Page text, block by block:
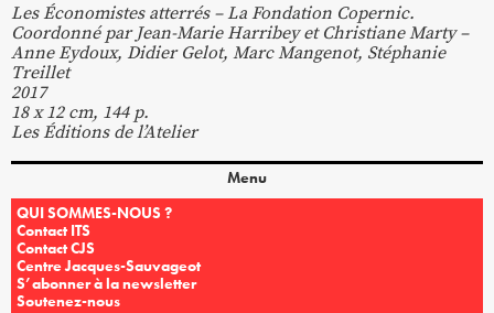
Les Économistes atterrés – La Fondation Copernic.
Coordonné par Jean-Marie Harribey et Christiane Marty –
Anne Eydoux, Didier Gelot, Marc Mangenot, Stéphanie
Treillet
2017
18 x 12 cm, 144 p.
Les Éditions de l’Atelier
Menu
QUI SOMMES-NOUS ?
Contact ITS
Contact CJS
Centre Jacques-Sauvageot
S’abonner à la newsletter
Soutenez-nous